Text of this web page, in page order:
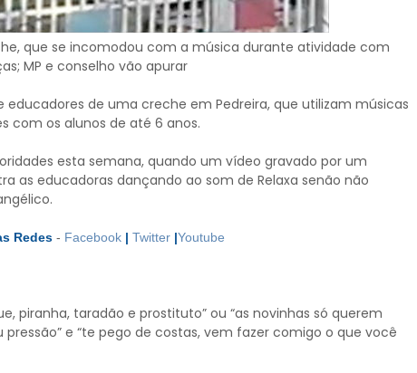
que se incomodou com a música durante atividade com
MP e conselho vão apurar
educadores de uma creche em Pedreira, que utilizam músicas
com os alunos de até 6 anos.
esta semana, quando um vídeo gravado por um
as educadoras dançando ao som de Relaxa senão não
Redes - Facebook | Twitter |Youtube
piranha, taradão e prostituto” ou “as novinhas só querem
e “te pego de costas, vem fazer comigo o que você